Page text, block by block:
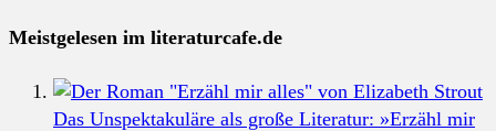
Meistgelesen im literaturcafe.de
Das Unspektakuläre als große Literatur: »Erzähl mir